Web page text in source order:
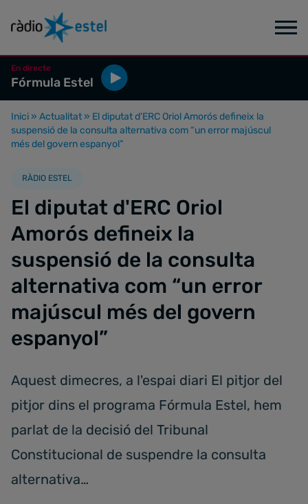
En directe
Fórmula Estel
Inici » Actualitat » El diputat d'ERC Oriol Amorós defineix la
suspensió de la consulta alternativa com “un error majúscul
més del govern espanyol”
RÀDIO ESTEL
El diputat d'ERC Oriol
Amorós defineix la
suspensió de la consulta
alternativa com “un error
majúscul més del govern
espanyol”
Aquest dimecres, a l'espai diari El pitjor del
pitjor dins el programa Fórmula Estel, hem
parlat de la decisió del Tribunal
Constitucional de suspendre la consulta
alternativa…